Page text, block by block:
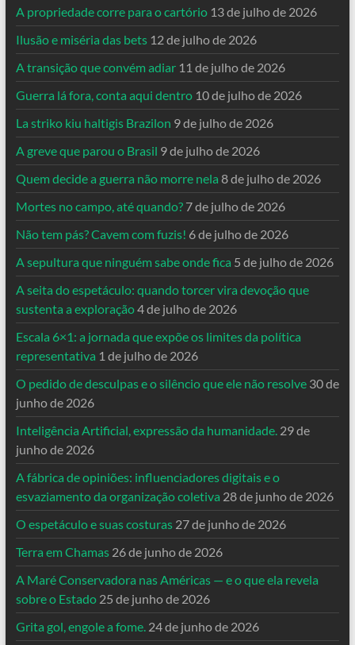
A propriedade corre para o cartório 13 de julho de 2026
Ilusão e miséria das bets 12 de julho de 2026
A transição que convém adiar 11 de julho de 2026
Guerra lá fora, conta aqui dentro 10 de julho de 2026
La striko kiu haltigis Brazilon 9 de julho de 2026
A greve que parou o Brasil 9 de julho de 2026
Quem decide a guerra não morre nela 8 de julho de 2026
Mortes no campo, até quando? 7 de julho de 2026
Não tem pás? Cavem com fuzis! 6 de julho de 2026
A sepultura que ninguém sabe onde fica 5 de julho de 2026
A seita do espetáculo: quando torcer vira devoção que
sustenta a exploração4 de julho de 2026
Escala 6×1: a jornada que expõe os limites da política
representativa 1 de julho de 2026
O pedido de desculpas e o silêncio que ele não resolve 30 de
junho de 2026
Inteligência Artificial, expressão da humanidade. 29 de
junho de 2026
A fábrica de opiniões: influenciadores digitais e o
esvaziamento da organização coletiva 28 de junho de 2026
O espetáculo e suas costuras 27 de junho de 2026
Terra em Chamas 26 de junho de 2026
A Maré Conservadora nas Américas — e o que ela revela
sobre o Estado 25 de junho de 2026
Grita gol, engole a fome. 24 de junho de 2026